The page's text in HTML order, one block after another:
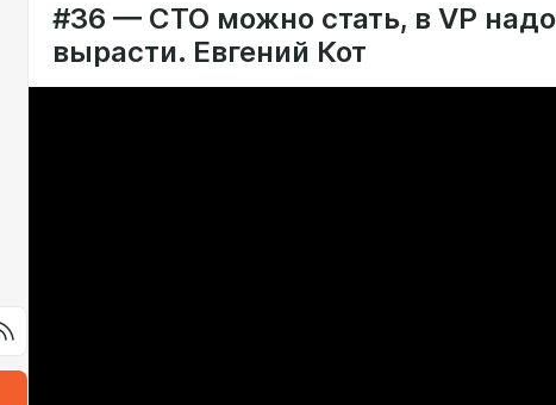
#36 — CTO можно стать, в VP надо
вырасти. Евгений Кот